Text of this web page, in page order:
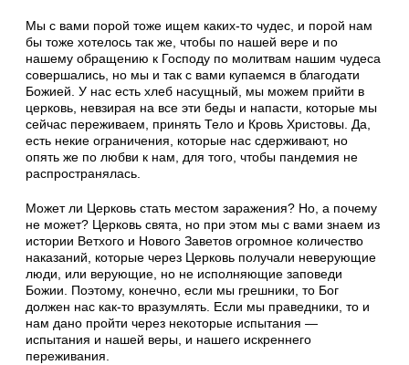
Мы с вами порой тоже ищем каких-то чудес, и порой нам
бы тоже хотелось так же, чтобы по нашей вере и по
нашему обращению к Господу по молитвам нашим чудеса
совершались, но мы и так с вами купаемся в благодати
Божией. У нас есть хлеб насущный, мы можем прийти в
церковь, невзирая на все эти беды и напасти, которые мы
сейчас переживаем, принять Тело и Кровь Христовы. Да,
есть некие ограничения, которые нас сдерживают, но
опять же по любви к нам, для того, чтобы пандемия не
распространялась.
Может ли Церковь стать местом заражения? Но, а почему
не может? Церковь свята, но при этом мы с вами знаем из
истории Ветхого и Нового Заветов огромное количество
наказаний, которые через Церковь получали неверующие
люди, или верующие, но не исполняющие заповеди
Божии. Поэтому, конечно, если мы грешники, то Бог
должен нас как-то вразумлять. Если мы праведники, то и
нам дано пройти через некоторые испытания —
испытания и нашей веры, и нашего искреннего
переживания.